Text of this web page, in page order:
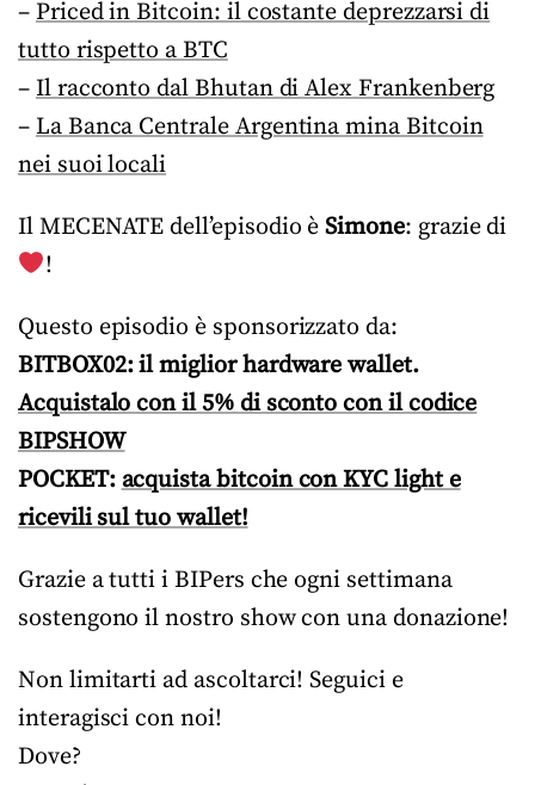
– Priced in Bitcoin: il costante deprezzarsi di
tutto rispetto a BTC
– Il racconto dal Bhutan di Alex Frankenberg
– La Banca Centrale Argentina mina Bitcoin
nei suoi locali
Il MECENATE dell’episodio èSimone: grazie di
!
Questo episodio è sponsorizzato da:
BITBOX02: il miglior hardware wallet.
Acquistalo con il 5% di sconto con il codice
BIPSHOW
POCKET:acquista bitcoin con KYC light e
ricevili sul tuo wallet!
Grazie a tutti i BIPers che ogni settimana
sostengono il nostro show con una donazione!
Non limitarti ad ascoltarci! Seguici e
interagisci con noi!
Dove?